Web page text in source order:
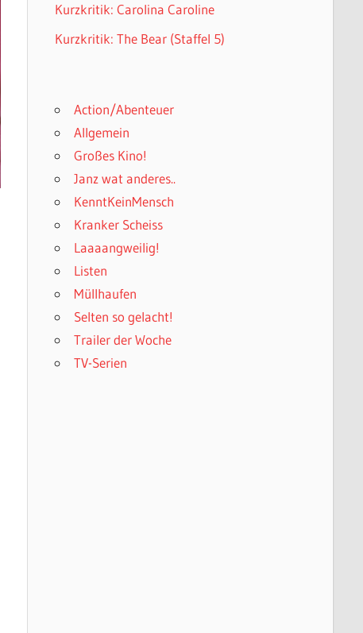
Kurzkritik: Carolina Caroline
Kurzkritik: The Bear (Staffel 5)
Action/Abenteuer
Allgemein
Großes Kino!
Janz wat anderes..
KenntKeinMensch
Kranker Scheiss
Laaaangweilig!
Listen
Müllhaufen
Selten so gelacht!
Trailer der Woche
TV-Serien